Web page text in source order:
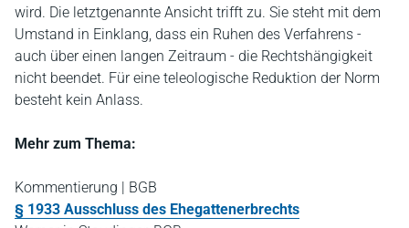
wird. Die letztgenannte Ansicht trifft zu. Sie steht mit dem
Umstand in Einklang, dass ein Ruhen des Verfahrens -
auch über einen langen Zeitraum - die Rechtshängigkeit
nicht beendet. Für eine teleologische Reduktion der Norm
besteht kein Anlass.
Mehr zum Thema:
Kommentierung | BGB
§ 1933 Ausschluss des Ehegattenerbrechts